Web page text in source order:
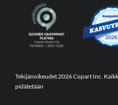
Tekijänoikeudet 2026 Copart Inc.
pidätetään